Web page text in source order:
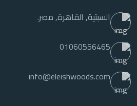
السبتية, القاهرة, مصر.
01060556465
info@eleishwoods.com